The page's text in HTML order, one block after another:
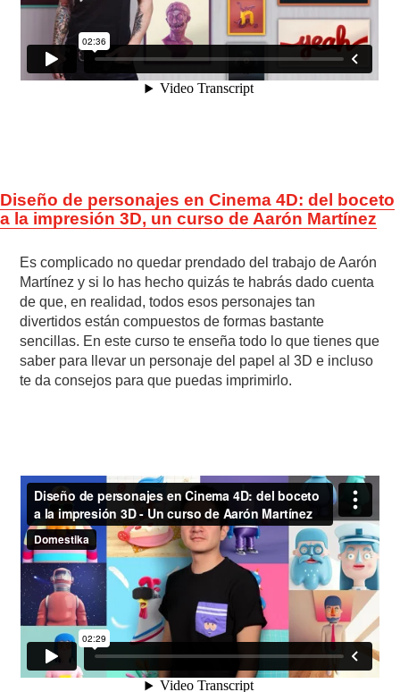
Diseño de personajes en Cinema 4D: del boceto
a la impresión 3D, un curso de Aarón Martínez
Es complicado no quedar prendado del trabajo de Aarón
Martínez y si lo has hecho quizás te habrás dado cuenta
de que, en realidad, todos esos personajes tan
divertidos están compuestos de formas bastante
sencillas. En este curso te enseña todo lo que tienes que
saber para llevar un personaje del papel al 3D e incluso
te da consejos para que puedas imprimirlo.